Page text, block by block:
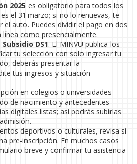
2025 es obligatorio para todos los
el 31 marzo; si no lo renuevas, te
auto. Puedes dividir el pago en dos
como presencialmente.
Subsidio DS1. El MINVU publica los
tu selección con solo ingresar tu
deberás presentar la
tus ingresos y situación
en colegios o universidades
de nacimiento y antecedentes
digitales listas; así podrás subirlas
deportivos o culturales, revisa si
pre‑inscripción. En muchos casos
breve y confirmar tu asistencia